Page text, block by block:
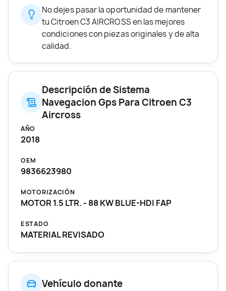
Vehículo donante
No dejes pasar la oportunidad de mantener
tu Citroen C3 AIRCROSS en las mejores
condiciones con piezas originales y de alta
calidad.
Descripción de Sistema
Navegacion Gps Para Citroen C3
Aircross
AÑO
2018
OEM
9836623980
MOTORIZACIÓN
MOTOR 1.5 LTR. - 88 KW BLUE-HDI FAP
ESTADO
MATERIAL REVISADO